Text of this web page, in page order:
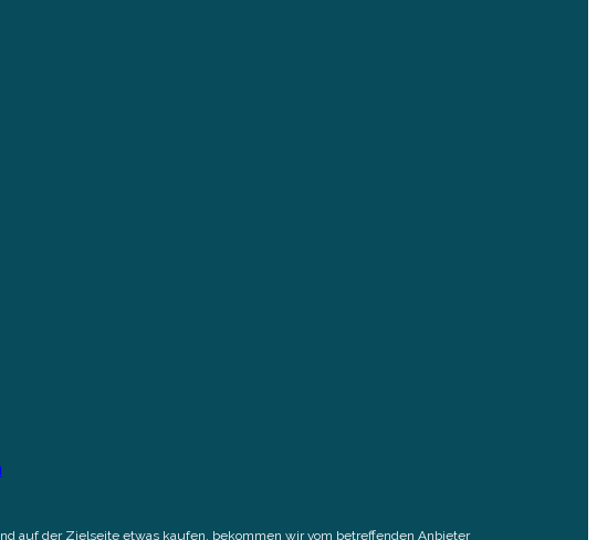
auf der Zielseite etwas kaufen, bekommen wir vom betreffenden Anbieter